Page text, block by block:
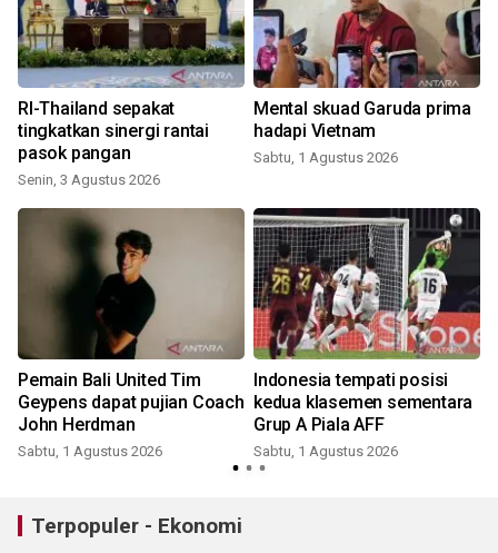
RI-Thailand sepakat
tingkatkan sinergi rantai
pasok pangan
Senin, 3 Agustus 2026
Mental skuad Garuda prima
hadapi Vietnam
Sabtu, 1 Agustus 2026
Pemain Bali United Tim
Geypens dapat pujian Coach
John Herdman
Sabtu, 1 Agustus 2026
Indonesia tempati posisi
kedua klasemen sementara
Grup A Piala AFF
Sabtu, 1 Agustus 2026
Terpopuler - Ekonomi